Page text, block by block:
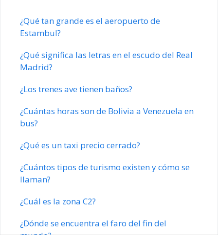
¿Qué tan grande es el aeropuerto de
Estambul?
¿Qué significa las letras en el escudo del Real
Madrid?
¿Los trenes ave tienen baños?
¿Cuántas horas son de Bolivia a Venezuela en
bus?
¿Qué es un taxi precio cerrado?
¿Cuántos tipos de turismo existen y cómo se
llaman?
¿Cuál es la zona C2?
¿Dónde se encuentra el faro del fin del
mundo?